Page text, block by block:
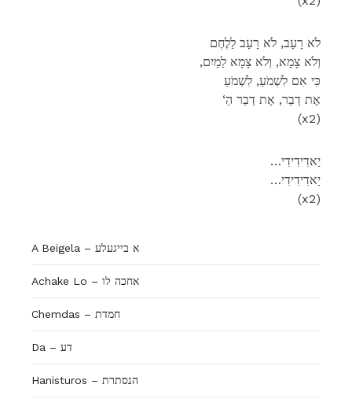
לֹא רָעָב, לֹא רָעָב לַלֶחֶם
,וְלֹא צָמָא, וְלֹא צָמָא לַמַיִם
כִּי אִם לִשְׁמֹעַ, לִשְׁמֹעַ
‘אֶת דְבַר, אֶת דְבַר הַ
(x2)
…יַאדִידִידִי
…יַאדִידִידִי
(x2)
A Beigela – א בייגעלע
Achake Lo – אחכה לו
Chemdas – חמדת
Da – דע
Hanisturos – הנסתרת